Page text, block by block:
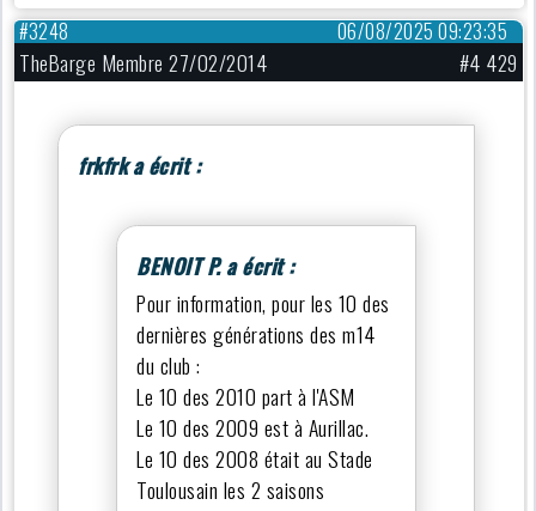
06/08/2025 09:23:35
#3248
TheBarge Membre 27/02/2014 #4 429
frkfrk a écrit :
BENOIT P. a écrit :
Pour information, pour les 10 des
dernières générations des m14
du club :
Le 10 des 2010 part à l'ASM
Le 10 des 2009 est à Aurillac.
Le 10 des 2008 était au Stade
Toulousain les 2 saisons